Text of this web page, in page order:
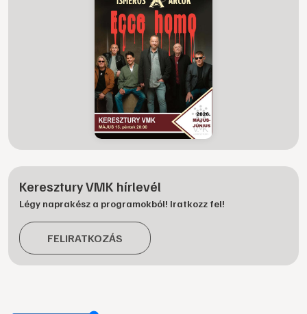
Keresztury VMK hírlevél
Légy naprakész a programokból! Iratkozz fel!
FELIRATKOZÁS